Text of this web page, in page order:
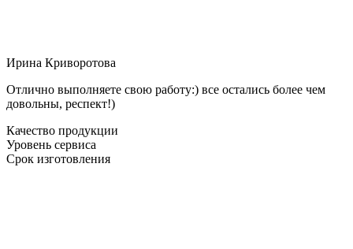
Ирина Криворотова
Отлично выполняете свою работу:) все остались более чем
довольны, респект!)
Качество продукции
Уровень сервиса
Срок изготовления